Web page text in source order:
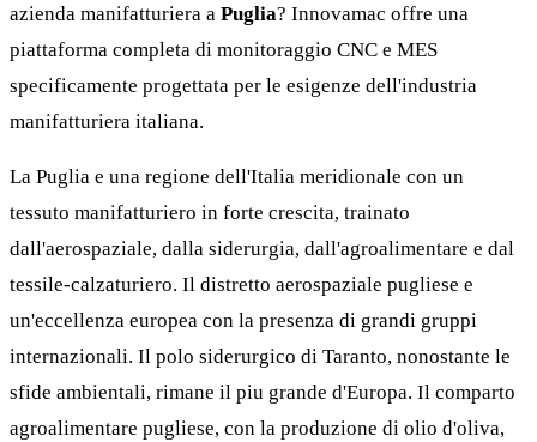
azienda manifatturiera a Puglia? Innovamac offre una
piattaforma completa di monitoraggio CNC e MES
specificamente progettata per le esigenze dell'industria
manifatturiera italiana.
La Puglia e una regione dell'Italia meridionale con un
tessuto manifatturiero in forte crescita, trainato
dall'aerospaziale, dalla siderurgia, dall'agroalimentare e dal
tessile-calzaturiero. Il distretto aerospaziale pugliese e
un'eccellenza europea con la presenza di grandi gruppi
internazionali. Il polo siderurgico di Taranto, nonostante le
sfide ambientali, rimane il piu grande d'Europa. Il comparto
agroalimentare pugliese, con la produzione di olio d'oliva,